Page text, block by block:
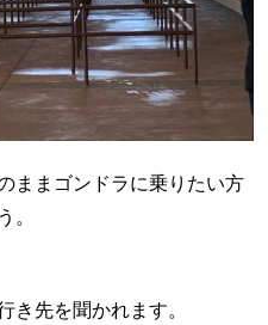
ままゴンドラに乗りたい方
。
き先を聞かれます。